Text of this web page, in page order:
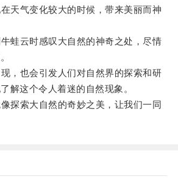
气变化较大的时候，带来美丽而神
云时感叹大自然的神奇之处，尽情
也会引发人们对自然界的探索和研
解这个令人着迷的自然现象。
索大自然的奇妙之美，让我们一同